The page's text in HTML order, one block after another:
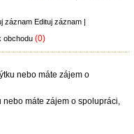
Edituj záznam|
obchodu (0)
nebo máte zájem o spolupráci,